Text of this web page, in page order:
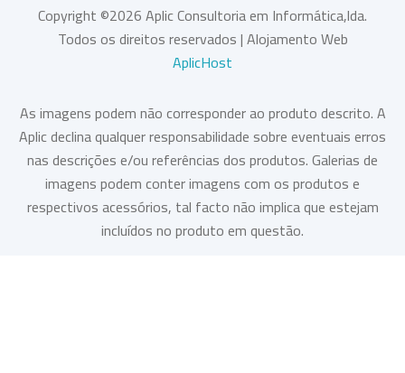
Copyright ©2026Aplic Consultoria em Informática,lda.
Todos os direitos reservados | Alojamento Web
AplicHost
As imagens podem não corresponder ao produto descrito. A
Aplic declina qualquer responsabilidade sobre eventuais erros
nas descrições e/ou referências dos produtos. Galerias de
imagens podem conter imagens com os produtos e
respectivos acessórios, tal facto não implica que estejam
incluídos no produto em questão.